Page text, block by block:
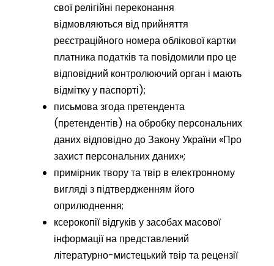
свої релігійні переконання
відмовляються від прийняття
реєстраційного номера облікової картки
платника податків та повідомили про це
відповідний контролюючий орган і мають
відмітку у паспорті);
письмова згода претендента
(претендентів) на обробку персональних
даних відповідно до Закону України «Про
захист персональних даних»;
примірник твору та твір в електронному
вигляді з підтвердженням його
оприлюднення;
ксерокопії відгуків у засобах масової
інформації на представлений
літературно-мистецький твір та рецензії